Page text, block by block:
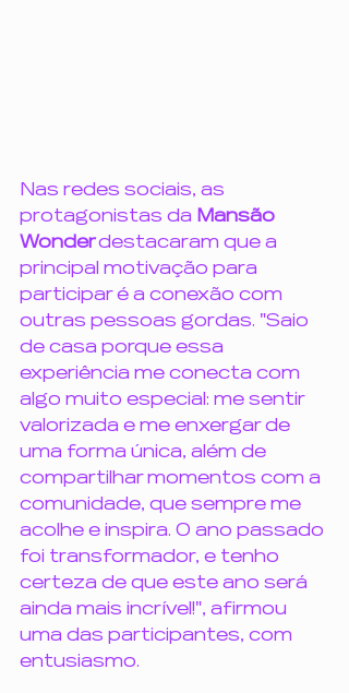
Nas redes sociais, as
protagonistas da Mansão
Wonder destacaram que a
principal motivação para
participar é a conexão com
outras pessoas gordas. "Saio
de casa porque essa
experiência me conecta com
algo muito especial: me sentir
valorizada e me enxergar de
uma forma única, além de
compartilhar momentos com a
comunidade, que sempre me
acolhe e inspira. O ano passado
foi transformador, e tenho
certeza de que este ano será
ainda mais incrível!", afirmou
uma das participantes, com
entusiasmo.